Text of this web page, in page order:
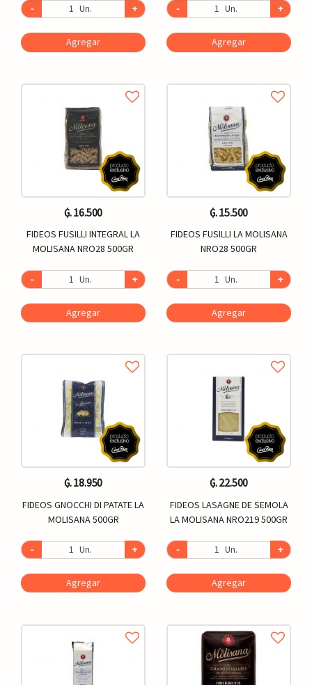
- Un. +
Agregar
- Un. +
Agregar
₲. 16.500
FIDEOS FUSILLI INTEGRAL LA
MOLISANA NRO28 500GR
- Un. +
Agregar
₲. 15.500
FIDEOS FUSILLI LA MOLISANA
NRO28 500GR
- Un. +
Agregar
₲. 18.950
FIDEOS GNOCCHI DI PATATE LA
MOLISANA 500GR
- Un. +
Agregar
₲. 22.500
FIDEOS LASAGNE DE SEMOLA
LA MOLISANA NRO219 500GR
- Un. +
Agregar